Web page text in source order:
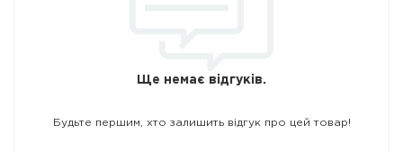
Ще немає відгуків.
Будьте першим, хто залишить відгук про цей товар!